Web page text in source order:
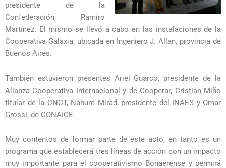
presidente de la
Confederación, Ramiro
Martínez. El mismo se llevó a cabo en las instalaciones de la
Cooperativa Galaxia, ubicada en Ingeniero J. Allan, provincia de
Buenos Aires.
También estuvieron presentes Ariel Guarco, presidente de la
Alianza Cooperativa Internacional y de Cooperar, Cristian Miño
titular de la CNCT, Nahum Mirad, presidente del INAES y Omar
Grossi, de CONAICE.
Muy contentos de formar parte de este acto, en tanto es un
programa que establecerá tres líneas de acción con un impacto
muy importante para el cooperativismo Bonaerense y permirá